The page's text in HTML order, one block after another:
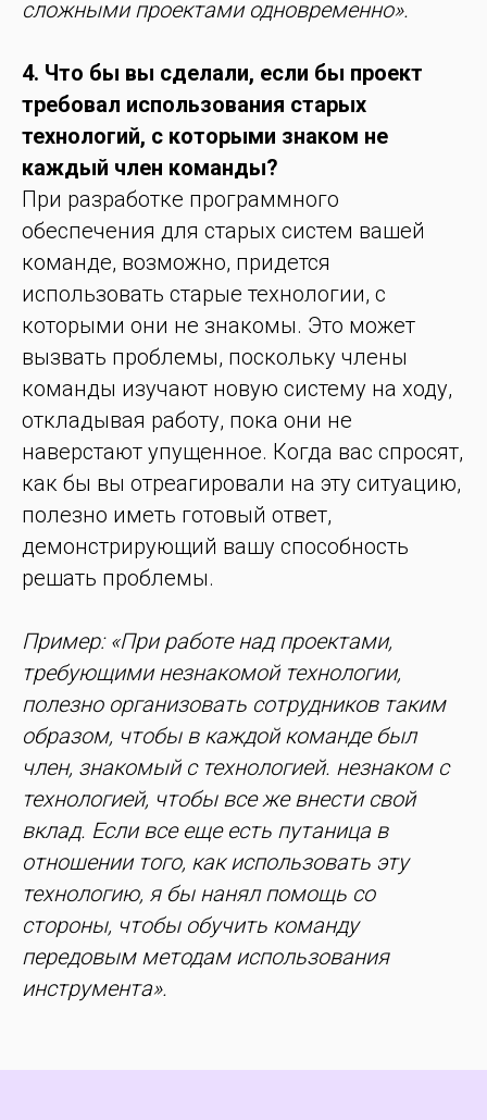
сложными проектами одновременно».
4. Что бы вы сделали, если бы проект
требовал использования старых
технологий, с которыми знаком не
каждый член команды?
При разработке программного
обеспечения для старых систем вашей
команде, возможно, придется
использовать старые технологии, с
которыми они не знакомы. Это может
вызвать проблемы, поскольку члены
команды изучают новую систему на ходу,
откладывая работу, пока они не
наверстают упущенное. Когда вас спросят,
как бы вы отреагировали на эту ситуацию,
полезно иметь готовый ответ,
демонстрирующий вашу способность
решать проблемы.
Пример: «При работе над проектами,
требующими незнакомой технологии,
полезно организовать сотрудников таким
образом, чтобы в каждой команде был
член, знакомый с технологией. незнаком с
технологией, чтобы все же внести свой
вклад. Если все еще есть путаница в
отношении того, как использовать эту
технологию, я бы нанял помощь со
стороны, чтобы обучить команду
передовым методам использования
инструмента».